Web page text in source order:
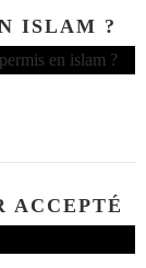
ISLAM ?
ACCEPTÉ